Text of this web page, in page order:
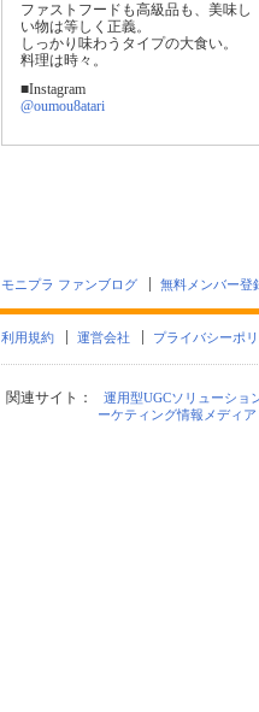
ファストフードも高級品も、美味し
い物は等しく正義。
しっかり味わうタイプの大食い。
料理は時々。
■Instagram
@oumou8atari
モニプラ ファンブログ 無料メンバー登
利用規約 運営会社 プライバシーポ
関連サイト： 運用型UGCソリューショ
ーケティング情報メディア